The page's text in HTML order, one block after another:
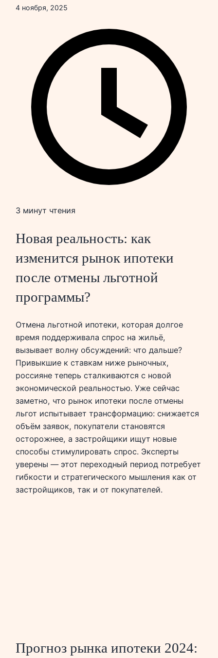
4 ноября, 2025
3 минут чтения
Новая реальность: как
изменится рынок ипотеки
после отмены льготной
программы?
Отмена льготной ипотеки, которая долгое
время поддерживала спрос на жильё,
вызывает волну обсуждений: что дальше?
Привыкшие к ставкам ниже рыночных,
россияне теперь сталкиваются с новой
экономической реальностью. Уже сейчас
заметно, что рынок ипотеки после отмены
льгот испытывает трансформацию: снижается
объём заявок, покупатели становятся
осторожнее, а застройщики ищут новые
способы стимулировать спрос. Эксперты
уверены — этот переходный период потребует
гибкости и стратегического мышления как от
застройщиков, так и от покупателей.
Прогноз рынка ипотеки 2024: